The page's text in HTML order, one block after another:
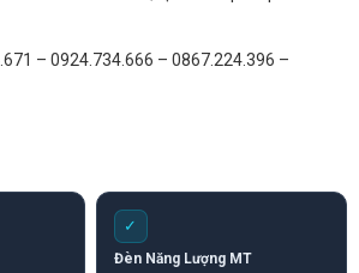
– 0924.734.666 – 0867.224.396 –
✓
Đèn Năng Lượng MT